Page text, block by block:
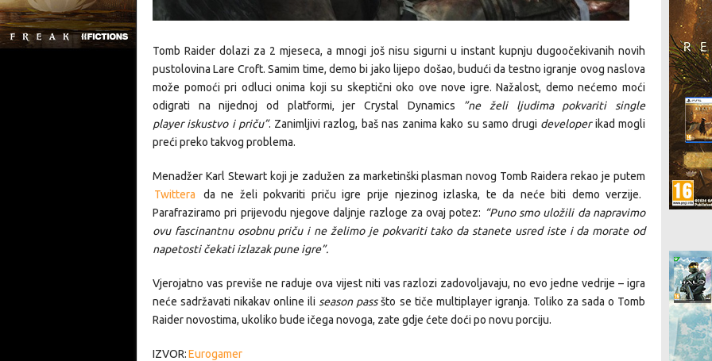
Tomb Raider dolazi za 2 mjeseca, a mnogi još nisu sigurni u instant kupnju dugoočekivanih novih
pustolovina Lare Croft. Samim time, demo bi jako lijepo došao, budući da testno igranje ovog naslova
može pomoći pri odluci onima koji su skeptični oko ove nove igre. Nažalost, demo nećemo moći
odigrati na nijednoj od platformi, jer Crystal Dynamics
”ne želi ljudima pokvariti single
player iskustvo i priču”. Zanimljivi razlog, baš nas zanima kako su samo drugi developerikad mogli
preći preko takvog problema.
Menadžer Karl Stewart koji je zadužen za marketinški plasman novog Tomb Raidera rekao je putem
Twittera
da ne želi pokvariti priču igre prije njezinog izlaska, te da neće biti demo verzije.
Parafraziramo pri prijevodu njegove daljnje razloge za ovaj potez: “Puno smo uložili da napravimo
ovu fascinantnu osobnu priču i ne želimo je pokvariti tako da stanete usred iste i da morate od
napetosti čekati izlazak pune igre”.
Vjerojatno vas previše ne raduje ova vijest niti vas razlozi zadovoljavaju, no evo jedne vedrije – igra
neće sadržavati nikakav online ili season passšto se tiče multiplayer igranja. Toliko za sada o Tomb
Raider novostima, ukoliko bude ičega novoga, zate gdje ćete doći po novu porciju.
IZVOR:Eurogamer